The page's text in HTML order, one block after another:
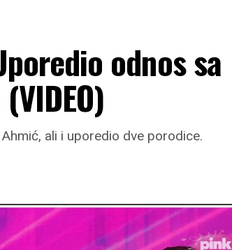
odnos sa
ali i uporedio dve porodice.